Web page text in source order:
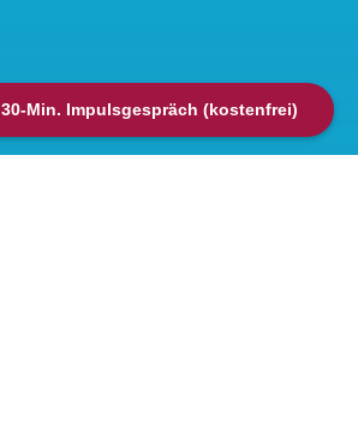
30-Min. Impulsgespräch (kostenfrei)